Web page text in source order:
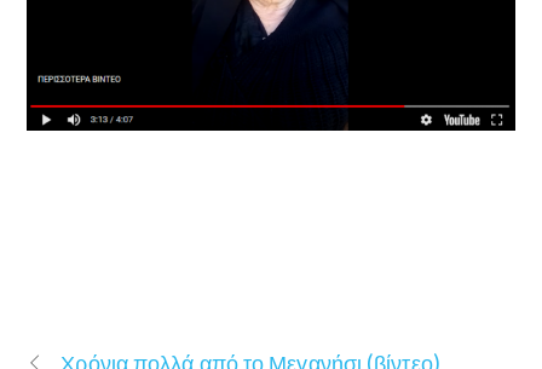
Χρόνια πολλά από το Μεγανήσι (βίντεο)